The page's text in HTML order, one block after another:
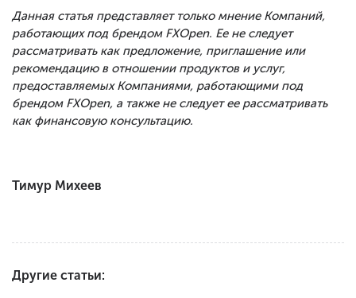
Данная статья представляет только мнение Компаний,
работающих под брендом FXOpen. Ее не следует
рассматривать как предложение, приглашение или
рекомендацию в отношении продуктов и услуг,
предоставляемых Компаниями, работающими под
брендом FXOpen, а также не следует ее рассматривать
как финансовую консультацию.
Тимур Михеев
Другие статьи: